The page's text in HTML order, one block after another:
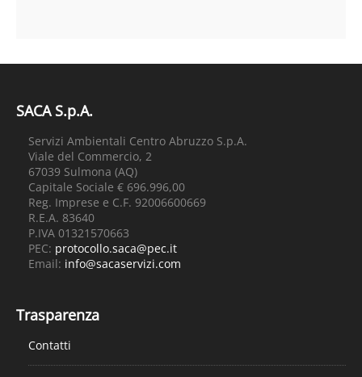
SACA S.p.A.
Servizi Ambientali Centro Abruzzo S.p.A.
Viale del Commercio, 2
67039 Sulmona (AQ)
Capitale Sociale € 696.996,00
Reg. Imprese e C.F. 92006600669
R.E.A. 83640
P.IVA 01321570663
PEC: protocollo.saca@pec.it
Email: info@sacaservizi.com
Trasparenza
Contatti